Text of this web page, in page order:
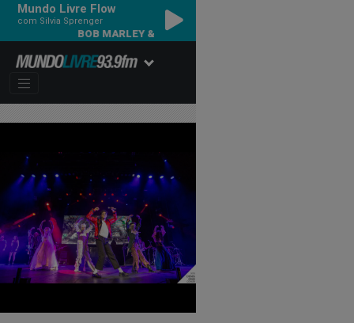
Mundo Livre Flow
com Silvia Sprenger
BOB MARLEY & THE WAILERS - COULD YOU BE LOVED